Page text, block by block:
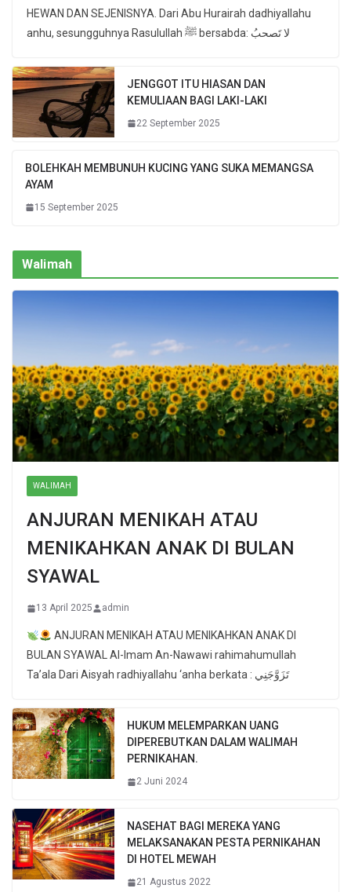
HEWAN DAN SEJENISNYA. Dari Abu Hurairah dadhiyallahu
anhu, sesungguhnya Rasulullah ﷺ bersabda: لا تَصحبُ
JENGGOT ITU HIASAN DAN
KEMULIAAN BAGI LAKI-LAKI
22 September 2025
BOLEHKAH MEMBUNUH KUCING YANG SUKA MEMANGSA
AYAM
15 September 2025
Walimah
WALIMAH
ANJURAN MENIKAH ATAU
MENIKAHKAN ANAK DI BULAN
SYAWAL
13 April 2025 admin
ANJURAN MENIKAH ATAU MENIKAHKAN ANAK DI
BULAN SYAWAL Al-Imam An-Nawawi rahimahumullah
Ta’ala Dari Aisyah radhiyallahu ‘anha berkata : تَزَوَّجَنِي
HUKUM MELEMPARKAN UANG
DIPEREBUTKAN DALAM WALIMAH
PERNIKAHAN.
2 Juni 2024
NASEHAT BAGI MEREKA YANG
MELAKSANAKAN PESTA PERNIKAHAN
DI HOTEL MEWAH
21 Agustus 2022